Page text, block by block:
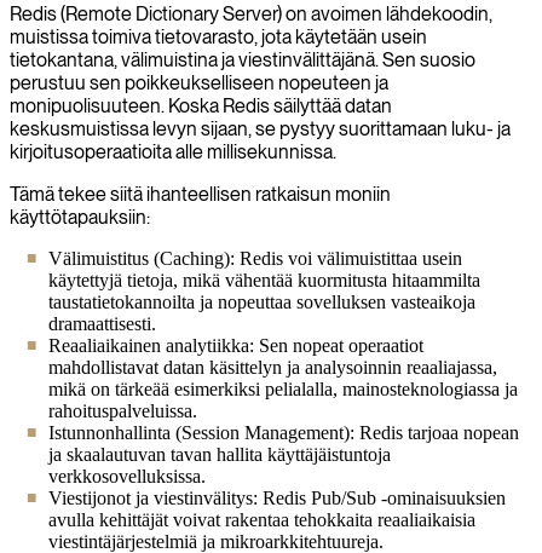
Redis (Remote Dictionary Server) on avoimen lähdekoodin,
muistissa toimiva tietovarasto, jota käytetään usein
tietokantana, välimuistina ja viestinvälittäjänä. Sen suosio
perustuu sen poikkeukselliseen nopeuteen ja
monipuolisuuteen. Koska Redis säilyttää datan
keskusmuistissa levyn sijaan, se pystyy suorittamaan luku- ja
kirjoitusoperaatioita alle millisekunnissa.
Tämä tekee siitä ihanteellisen ratkaisun moniin
käyttötapauksiin:
Välimuistitus (Caching): Redis voi välimuistittaa usein
käytettyjä tietoja, mikä vähentää kuormitusta hitaammilta
taustatietokannoilta ja nopeuttaa sovelluksen vasteaikoja
dramaattisesti.
Reaaliaikainen analytiikka: Sen nopeat operaatiot
mahdollistavat datan käsittelyn ja analysoinnin reaaliajassa,
mikä on tärkeää esimerkiksi pelialalla, mainosteknologiassa ja
rahoituspalveluissa.
Istunnonhallinta (Session Management): Redis tarjoaa nopean
ja skaalautuvan tavan hallita käyttäjäistuntoja
verkkosovelluksissa.
Viestijonot ja viestinvälitys: Redis Pub/Sub -ominaisuuksien
avulla kehittäjät voivat rakentaa tehokkaita reaaliaikaisia
viestintäjärjestelmiä ja mikroarkkitehtuureja.